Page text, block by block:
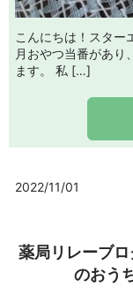
こんにちは！スタ
月おやつ当番があり
ます。 私 […]
2022/11/01
薬局リレーブ
のおう